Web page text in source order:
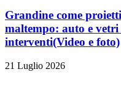
Grandine come
maltempo: auto e
interventi(Video e foto)
21 Luglio 2026